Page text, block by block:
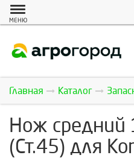
МЕНЮ
Главная Каталог
Нож средний
(Ст.45) для